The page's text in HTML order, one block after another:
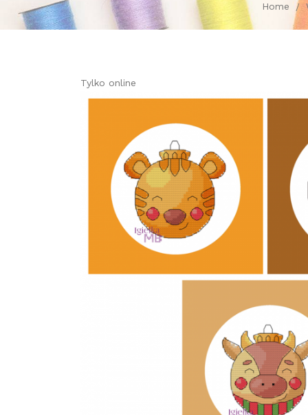
Home
Tylko online